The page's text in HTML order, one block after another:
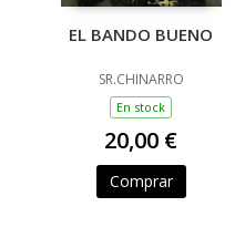
EL BANDO BUENO
SR.CHINARRO
En stock
20,00 €
Comprar